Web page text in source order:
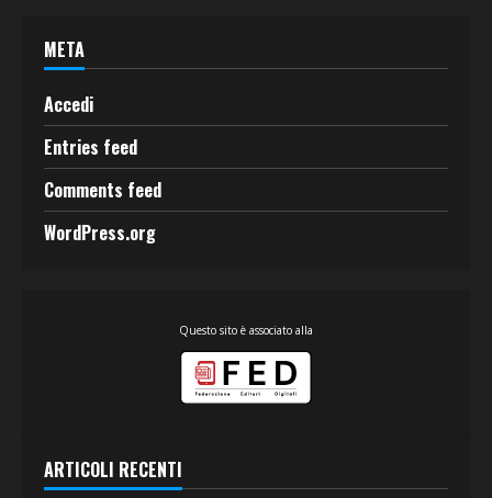
META
Accedi
Entries feed
Comments feed
WordPress.org
Questo sito è associato alla
ARTICOLI RECENTI